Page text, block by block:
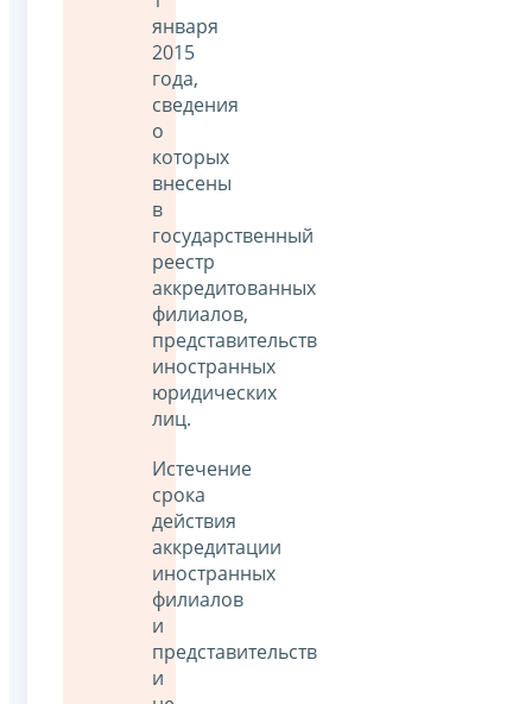
января
2015
года,
сведения
о
которых
внесены
в
государственный
реестр
аккредитованных
филиалов,
представительств
иностранных
юридических
лиц.
Истечение
срока
действия
аккредитации
иностранных
филиалов
и
представительств
и